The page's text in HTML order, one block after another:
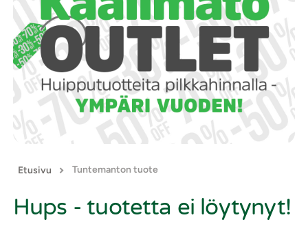
Etusivu Tuntemanton tuote
Hups - tuotetta ei löytynyt!